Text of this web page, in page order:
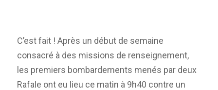
C’est fait ! Après un début de semaine
consacré à des missions de renseignement,
les premiers bombardements menés par deux
Rafale ont eu lieu ce matin à 9h40 contre un